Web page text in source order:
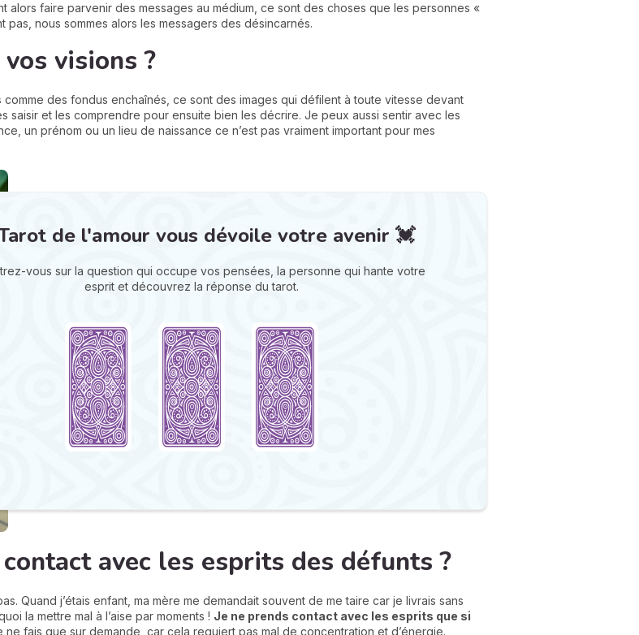
alors faire parvenir des messages au médium, ce sont des choses que les personnes «
nous sommes alors les messagers des désincarnés.
visions ?
comme des fondus enchaînés, ce sont des images qui défilent à toute vitesse devant
saisir et les comprendre pour ensuite bien les décrire. Je peux aussi sentir avec les
un prénom ou un lieu de naissance ce n’est pas vraiment important pour mes
de l'amour vous dévoile votre avenir 💓
vous sur la question qui occupe vos pensées, la personne qui hante votre
esprit et découvrez la réponse du tarot.
avec les esprits des défunts ?
Quand j’étais enfant, ma mère me demandait souvent de me taire car je livrais sans
la mettre mal à l’aise par moments ! Je ne prends contact avec les esprits que si
ne fais que sur demande, car cela requiert pas mal de concentration et d’énergie.